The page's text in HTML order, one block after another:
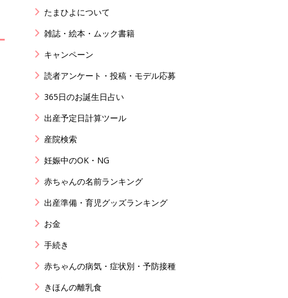
たまひよについて
雑誌・絵本・ムック書籍
キャンペーン
読者アンケート・投稿・モデル応募
365日のお誕生日占い
出産予定日計算ツール
産院検索
妊娠中のOK・NG
赤ちゃんの名前ランキング
出産準備・育児グッズランキング
お金
手続き
赤ちゃんの病気・症状別・予防接種
きほんの離乳食